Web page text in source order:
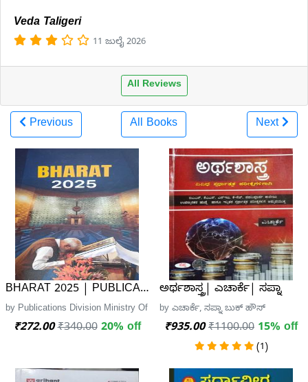
Veda Taligeri
11 ಜುಲೈ 2026
All Reviews
Previous All Books Next
BHARAT 2025 | PUBLICATIONS DIVISION
by Publications Division Ministry Of Information And Broadcasting
₹272.00 ₹340.00 20% off
ಅರ್ಥಶಾಸ್ತ್ರ| ಎಚಾರ್ಕೆ| ಸಪ್ನಾ
by ಎಚಾರ್ಕೆ, ಸಪ್ನಾ ಬುಕ್ ಹೌಸ್
₹935.00 ₹1100.00 15% off
(1)